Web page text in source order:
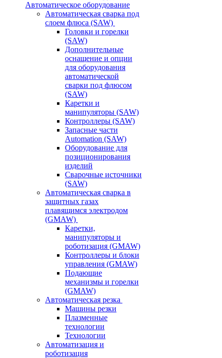
Автоматическое оборудование
Автоматическая сварка под
слоем флюса (SAW)
Головки и горелки
(SAW)
Дополнительные
оснащение и опции
для оборудования
автоматической
сварки под флюсом
(SAW)
Каретки и
манипуляторы (SAW)
Контроллеры (SAW)
Запасные части
Automation (SAW)
Оборудование для
позиционирования
изделий
Сварочные источники
(SAW)
Автоматическая сварка в
защитных газах
плавящимся электродом
(GMAW)
Каретки,
манипуляторы и
роботизация (GMAW)
Контроллеры и блоки
управления (GMAW)
Подающие
механизмы и горелки
(GMAW)
Автоматическая резка
Машины резки
Плазменные
технологии
Технологии
Автоматизация и
роботизация